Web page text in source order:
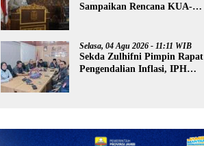
Sampaikan Rencana KUA-
Selasa, 04 Agu 2026 - 11:11 WIB
Sekda Zulhifni Pimpin Rapat
Pengendalian Inflasi, IPH